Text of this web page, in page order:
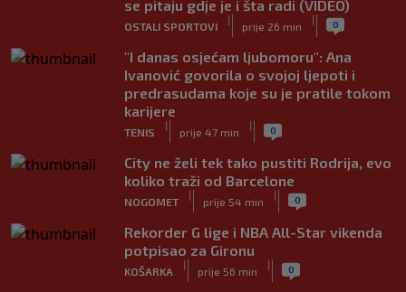
se pitaju gdje je i šta radi (VIDEO)
OSTALI SPORTOVI
|
prije 26 min
| 0
"I danas osjećam ljubomoru": Ana
Ivanović govorila o svojoj ljepoti i
predrasudama koje su je pratile tokom
karijere
TENIS
|
prije 47 min
| 0
City ne želi tek tako pustiti Rodrija, evo
koliko traži od Barcelone
NOGOMET
|
prije 54 min
| 0
Rekorder G lige i NBA All-Star vikenda
potpisao za Gironu
KOŠARKA
|
prije 56 min
| 0